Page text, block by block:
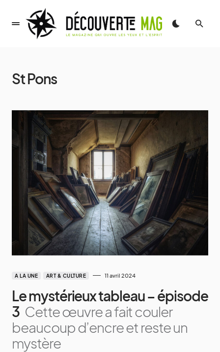
St Pons
A LA UNE ART & CULTURE 11 avril 2024
Le mystérieux tableau – épisode
3 Cette œuvre a fait couler
beaucoup d’encre et reste un
mystère